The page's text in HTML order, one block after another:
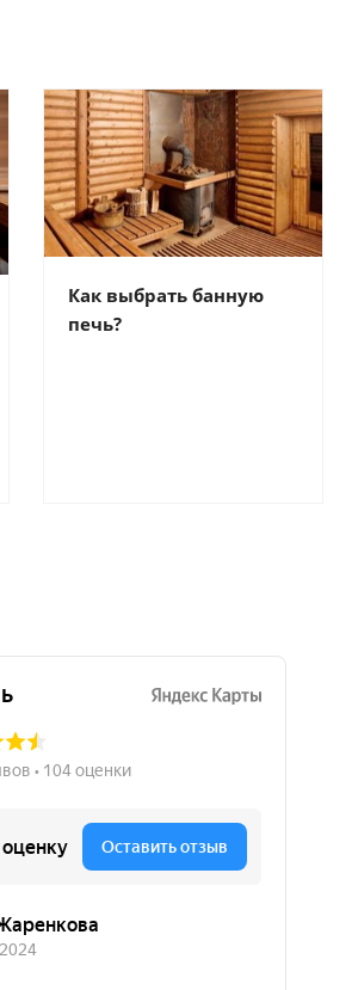
Как выбрать банную
печь?